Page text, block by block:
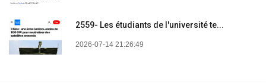
2559- Les étudiants de l'université te...
2026-07-14 21:26:49